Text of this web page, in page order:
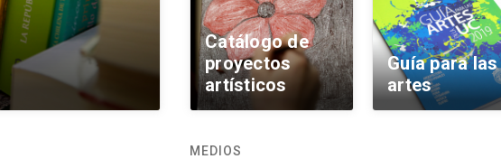
Catálogo de
proyectos
artísticos
Guía para las
artes
MEDIOS